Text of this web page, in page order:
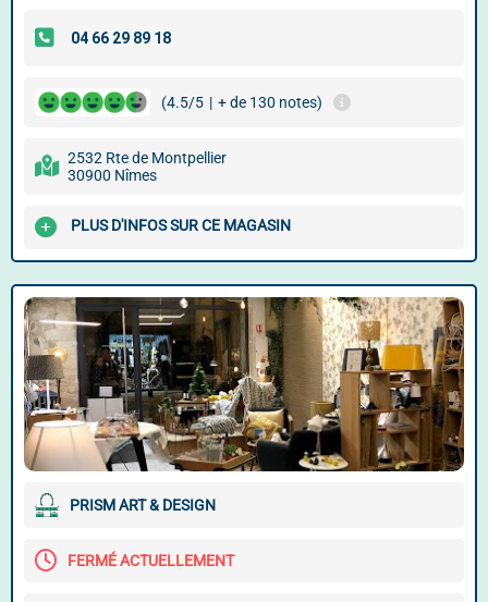
(4.5/5 | + de 130 notes)
2532 Rte de Montpellier
30900 Nîmes
PLUS D'INFOS SUR CE MAGASIN
PRISM ART & DESIGN
FERMÉ ACTUELLEMENT